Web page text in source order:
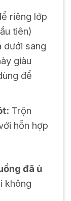
riêng lớp
tiên)
dưới sang
giàu
để
Trộn
hỗn hợp
đã ủ
không